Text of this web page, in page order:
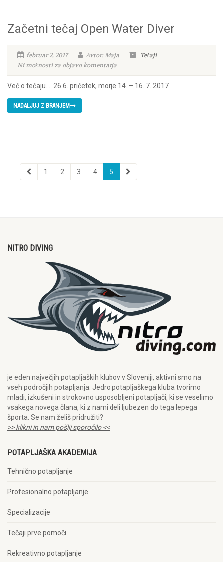
Začetni tečaj Open Water Diver
februar 2, 2017 Avtor: Maja
Tečaji
Ni možnosti za objavo komentarja
Več o tečaju…. 26.6. pričetek, morje 14. – 16. 7. 2017
NADALJUJ Z BRANJEM
1 2 3 4 5
NITRO DIVING
je eden največjih potapljaških klubov v Sloveniji, aktivni smo na
vseh področjih potapljanja. Jedro potapljaškega kluba tvorimo
mladi, izkušeni in strokovno usposobljeni potapljači, ki se veselimo
vsakega novega člana, ki z nami deli ljubezen do tega lepega
športa. Se nam želiš pridružiti?
>> klikni in nam pošlji sporočilo <<
POTAPLJAŠKA AKADEMIJA
Tehnično potapljanje
Profesionalno potapljanje
Specializacije
Tečaji prve pomoči
Rekreativno potapljanje